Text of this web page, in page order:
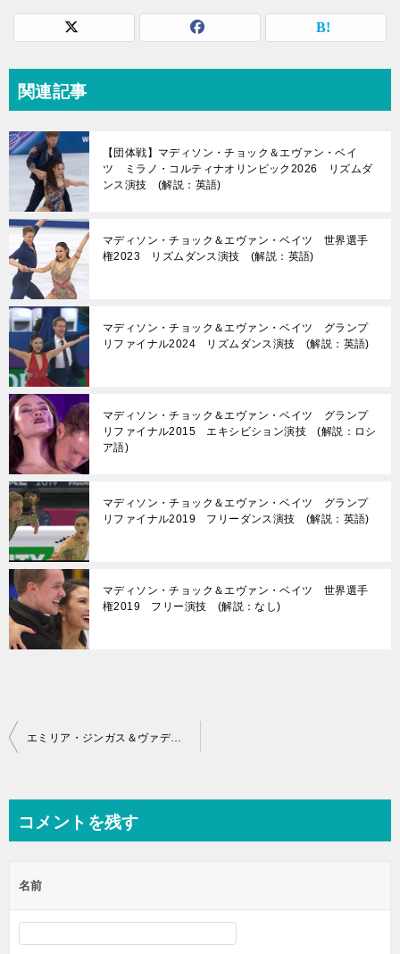
関連記事
【団体戦】マディソン・チョック＆エヴァン・ベイ
ツ ミラノ・コルティナオリンピック2026 リズムダ
ンス演技 (解説：英語)
マディソン・チョック＆エヴァン・ベイツ 世界選手
権2023 リズムダンス演技 (解説：英語)
マディソン・チョック＆エヴァン・ベイツ グランプ
リファイナル2024 リズムダンス演技 (解説：英語)
マディソン・チョック＆エヴァン・ベイツ グランプ
リファイナル2015 エキシビション演技 (解説：ロシ
ア語)
マディソン・チョック＆エヴァン・ベイツ グランプ
リファイナル2019 フリーダンス演技 (解説：英語)
マディソン・チョック＆エヴァン・ベイツ 世界選手
権2019 フリー演技 (解説：なし)
投
ビ
ー
エミリア・ジンガス＆ヴァディム・コレスニク 世界選手権2026 フリーダンス演技 (解説：英語)
コメントを残す
名前